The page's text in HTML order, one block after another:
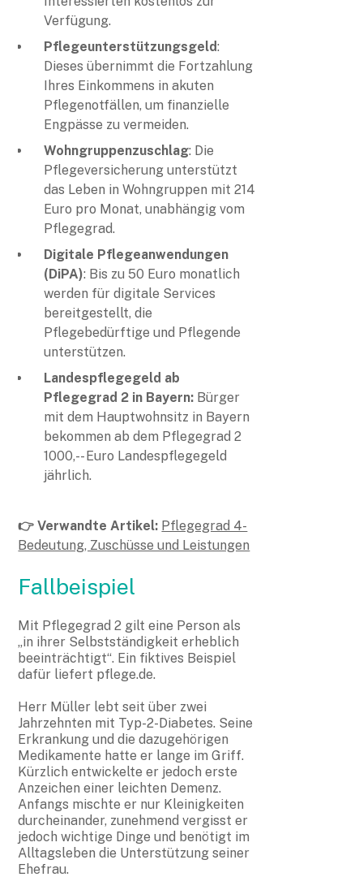
Verfügung.
Pflegeunterstützungsgeld:
Dieses übernimmt die Fortzahlung
Ihres Einkommens in akuten
Pflegenotfällen, um finanzielle
Engpässe zu vermeiden.
Wohngruppenzuschlag: Die
Pflegeversicherung unterstützt
das Leben in Wohngruppen mit 214
Euro pro Monat, unabhängig vom
Pflegegrad.
Digitale Pflegeanwendungen
(DiPA): Bis zu 50 Euro monatlich
werden für digitale Services
bereitgestellt, die
Pflegebedürftige und Pflegende
unterstützen.
Landespflegegeld ab
Pflegegrad 2 in Bayern: Bürger
mit dem Hauptwohnsitz in Bayern
bekommen ab dem Pflegegrad 2
1000,-- Euro Landespflegegeld
jährlich.
👉 Verwandte Artikel: Pflegegrad 4-
Bedeutung, Zuschüsse und Leistungen
Fallbeispiel
Mit Pflegegrad 2 gilt eine Person als
„in ihrer Selbstständigkeit erheblich
beeinträchtigt“. Ein fiktives Beispiel
dafür liefert pflege.de.
Herr Müller lebt seit über zwei
Jahrzehnten mit Typ-2-Diabetes. Seine
Erkrankung und die dazugehörigen
Medikamente hatte er lange im Griff.
Kürzlich entwickelte er jedoch erste
Anzeichen einer leichten Demenz.
Anfangs mischte er nur Kleinigkeiten
durcheinander, zunehmend vergisst er
jedoch wichtige Dinge und benötigt im
Alltagsleben die Unterstützung seiner
Ehefrau.